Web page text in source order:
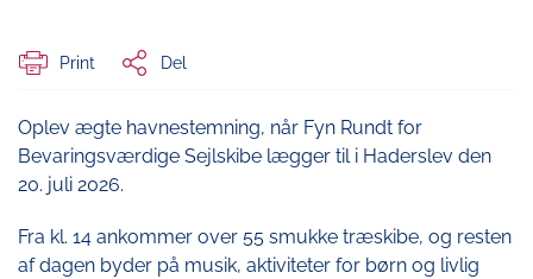
Print Del
Oplev ægte havnestemning, når Fyn Rundt for
Bevaringsværdige Sejlskibe lægger til i Haderslev den
20. juli 2026.
Fra kl. 14 ankommer over 55 smukke træskibe, og resten
af dagen byder på musik, aktiviteter for børn og livlig